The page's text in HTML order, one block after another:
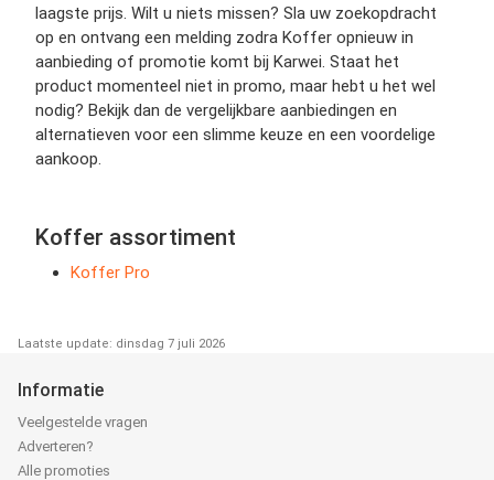
laagste prijs. Wilt u niets missen? Sla uw zoekopdracht
op en ontvang een melding zodra Koffer opnieuw in
aanbieding of promotie komt bij Karwei. Staat het
product momenteel niet in promo, maar hebt u het wel
nodig? Bekijk dan de vergelijkbare aanbiedingen en
alternatieven voor een slimme keuze en een voordelige
aankoop.
Koffer assortiment
Koffer Pro
Laatste update: dinsdag 7 juli 2026
Informatie
Veelgestelde vragen
Adverteren?
Alle promoties